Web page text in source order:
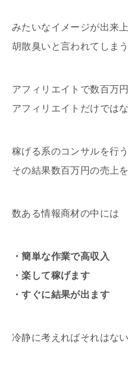
みたいなイメージが出来
胡散臭いと言われてしま
アフィリエイトで数百万
アフィリエイトだけでは
稼げる系のコンサルを行
その結果数百万円の売上
数ある情報商材の中には
・簡単な作業で高収入
・楽して稼げます
・すぐに結果が出ます
冷静に考えればそれはない